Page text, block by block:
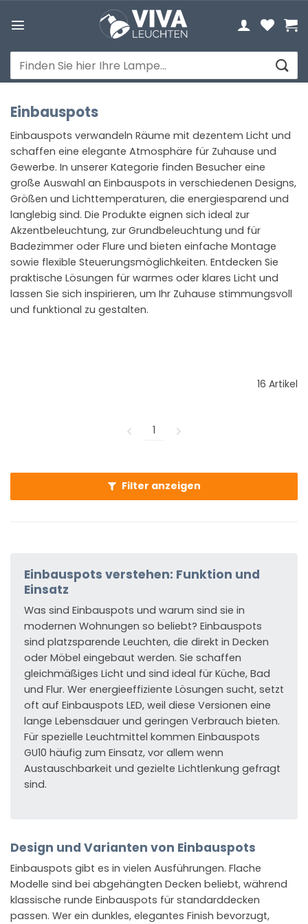
Inhalt
Suchen
nach:
Einbauspots
Einbauspots verwandeln Räume mit dezentem Licht und
schaffen eine elegante Atmosphäre für Zuhause und
Gewerbe. In unserer Kategorie finden Besucher eine
große Auswahl an Einbauspots in verschiedenen Designs,
Größen und Lichttemperaturen, die energiesparend und
langlebig sind. Die Produkte eignen sich ideal zur
Akzentbeleuchtung, zur Grundbeleuchtung und für
Badezimmer oder Flure und bieten einfache Montage
sowie flexible Steuerungsmöglichkeiten. Entdecken Sie
praktische Lösungen für warmes oder klares Licht und
lassen Sie sich inspirieren, um Ihr Zuhause stimmungsvoll
und funktional zu gestalten.
16 Artikel
1
Filter anzeigen
Einbauspots verstehen: Funktion und
Einsatz
Was sind Einbauspots und warum sind sie in
modernen Wohnungen so beliebt? Einbauspots
sind platzsparende Leuchten, die direkt in Decken
oder Möbel eingebaut werden. Sie schaffen
gleichmäßiges Licht und sind ideal für Küche, Bad
und Flur. Wer energieeffiziente Lösungen sucht, setzt
oft auf Einbauspots LED, weil diese Versionen eine
lange Lebensdauer und geringen Verbrauch bieten.
Für spezielle Leuchtmittel kommen Einbauspots
GU10 häufig zum Einsatz, vor allem wenn
Austauschbarkeit und gezielte Lichtlenkung gefragt
sind.
Design und Varianten von Einbauspots
Einbauspots gibt es in vielen Ausführungen. Flache
Modelle sind bei abgehängten Decken beliebt, während
klassische runde Einbauspots für standarddecken
passen. Wer ein dunkles, elegantes Finish bevorzugt,